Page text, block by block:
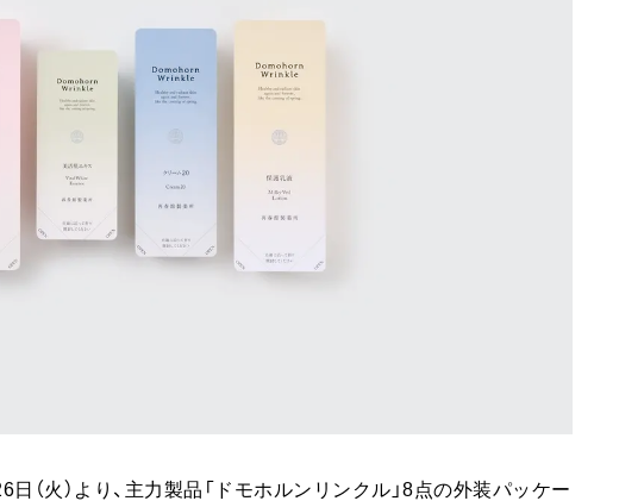
（火）より、主力製品「ドモホルンリンクル」8点の外装パッケー